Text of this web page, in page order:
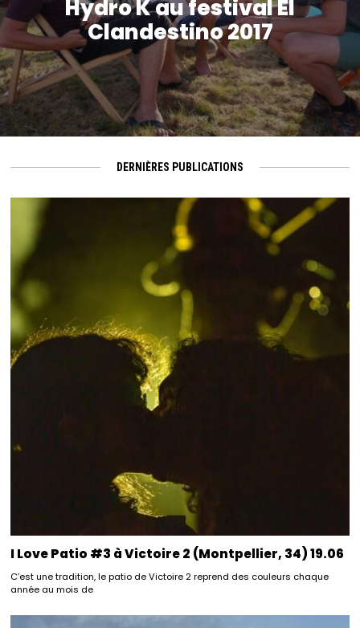
Hydro K au festival El
Clandestino 2017
DERNIÈRES PUBLICATIONS
I Love Patio #3 à Victoire 2 (Montpellier, 34) 19.06
C’est une tradition, le patio de Victoire 2 reprend des couleurs chaque
année au mois de